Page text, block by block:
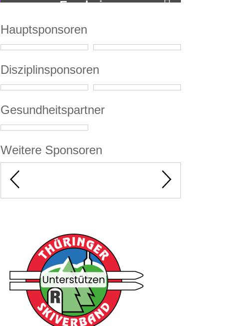
Ergebnisse
Hauptsponsoren
Disziplinsponsoren
Gesundheitspartner
Weitere Sponsoren